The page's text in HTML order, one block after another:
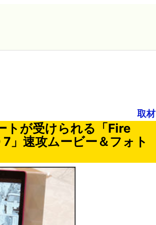
取材
トが受けられる「Fire
」速攻ムービー＆フォト